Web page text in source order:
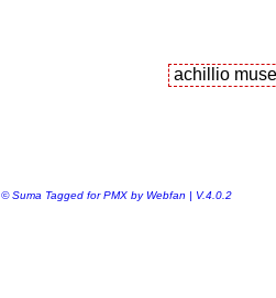
© Suma Tagged for PMX by Webfan | V.4.0.2